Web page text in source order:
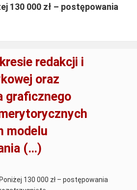
tle
tle
tle
130 000 zł – postępowania
redakcji i
oraz
graficznego
modelu
(…)
Poniżej 130 000 zł – postępowania